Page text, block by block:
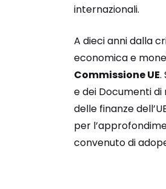
internazionali.
A dieci anni dalla
economica e
Commissione UE.
e dei Documenti
delle finanze
per
convenuto di